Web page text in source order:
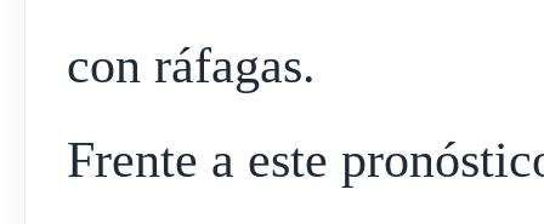
con ráfagas.
Frente a este